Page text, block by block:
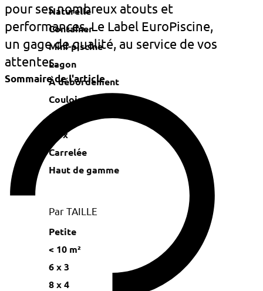
Naturelle
Container
Mini-piscine
Lagon
À débordement
Couloir de nage
Miroir
Inox
Carrelée
Haut de gamme
Par TAILLE
Petite
< 10 m²
6 x 3
8 x 4
pour ses nombreux atouts et
performances. Le Label EuroPiscine,
un gage de qualité, au service de vos
attentes.
Sommaire de l'article